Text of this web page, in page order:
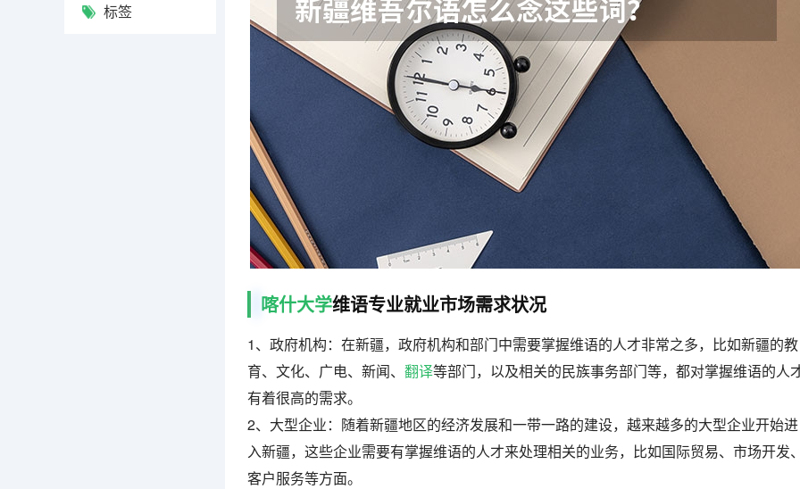
标签
喀什大学维语专业就业市场需求状况
1、政府机构：在新疆，政府机构和部门中需要掌握维语的人才非常之多，比如新疆的教
育、文化、广电、新闻、 翻译等部门，以及相关的民族事务部门等，都对掌握维语的人
有着很高的需求。
2、大型企业：随着新疆地区的经济发展和一带一路的建设，越来越多的大型企业开始进
入新疆，这些企业需要有掌握维语的人才来处理相关的业务，比如国际贸易、市场开发
客户服务等方面。